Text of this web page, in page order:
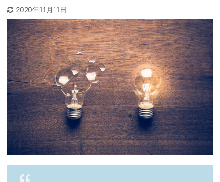
2020年11月11日